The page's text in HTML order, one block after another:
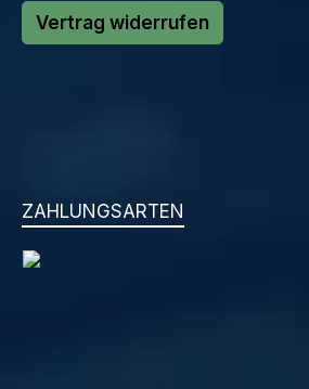
Vertrag widerrufen
ZAHLUNGSARTEN